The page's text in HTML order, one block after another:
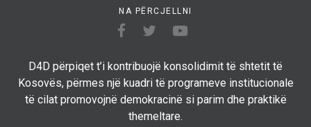
NA PËRCJELLNI
D4D përpiqet t’i kontribuojë konsolidimit të shtetit të
Kosovës, përmes një kuadri të programeve institucionale
të cilat promovojnë demokracinë si parim dhe praktikë
themeltare.